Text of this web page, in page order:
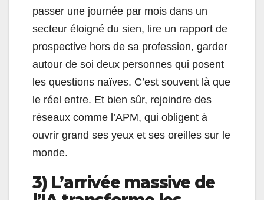
passer une journée par mois dans un
secteur éloigné du sien, lire un rapport de
prospective hors de sa profession, garder
autour de soi deux personnes qui posent
les questions naïves. C’est souvent là que
le réel entre. Et bien sûr, rejoindre des
réseaux comme l’APM, qui obligent à
ouvrir grand ses yeux et ses oreilles sur le
monde.
3) L’arrivée massive de